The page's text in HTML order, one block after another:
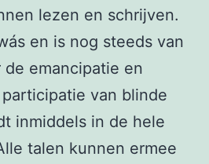
lezen en schrijven.
en is nog steeds van
emancipatie en
van blinde
inmiddels in de hele
talen kunnen ermee